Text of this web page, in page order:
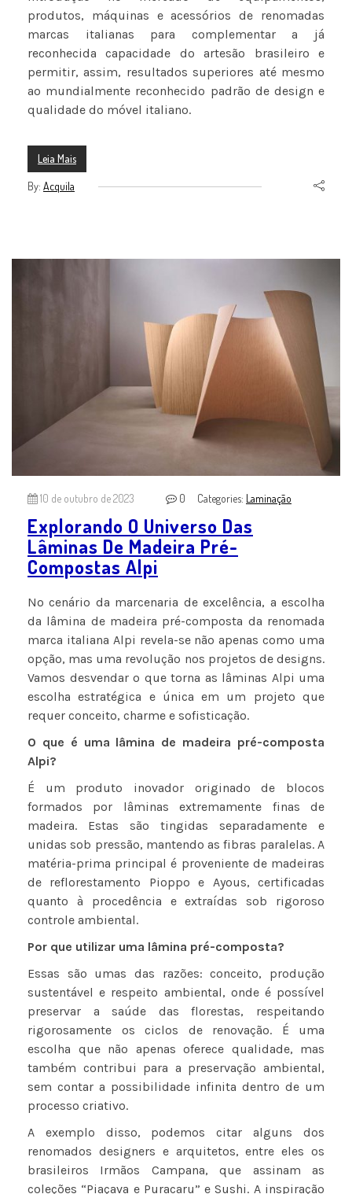
produtos, máquinas e acessórios de renomadas
marcas italianas para complementar a já
reconhecida capacidade do artesão brasileiro e
permitir, assim, resultados superiores até mesmo
ao mundialmente reconhecido padrão de design e
qualidade do móvel italiano.
Leia Mais
By: Acquila
10 de outubro de 2023 0 Categories: Laminação
Explorando O Universo Das
Lâminas De Madeira Pré-
Compostas Alpi
No cenário da marcenaria de excelência, a escolha
da lâmina de madeira pré-composta da renomada
marca italiana Alpi revela-se não apenas como uma
opção, mas uma revolução nos projetos de designs.
Vamos desvendar o que torna as lâminas Alpi uma
escolha estratégica e única em um projeto que
requer conceito, charme e sofisticação.
O que é uma lâmina de madeira pré-composta
Alpi?
É um produto inovador originado de blocos
formados por lâminas extremamente finas de
madeira. Estas são tingidas separadamente e
unidas sob pressão, mantendo as fibras paralelas. A
matéria-prima principal é proveniente de madeiras
de reflorestamento Pioppo e Ayous, certificadas
quanto à procedência e extraídas sob rigoroso
controle ambiental.
Por que utilizar uma lâmina pré-composta?
Essas são umas das razões: conceito, produção
sustentável e respeito ambiental, onde é possível
preservar a saúde das florestas, respeitando
rigorosamente os ciclos de renovação. É uma
escolha que não apenas oferece qualidade, mas
também contribui para a preservação ambiental,
sem contar a possibilidade infinita dentro de um
processo criativo.
A exemplo disso, podemos citar alguns dos
renomados designers e arquitetos, entre eles os
brasileiros Irmãos Campana, que assinam as
coleções “Piaçava e Puracaru” e Sushi. A inspiração